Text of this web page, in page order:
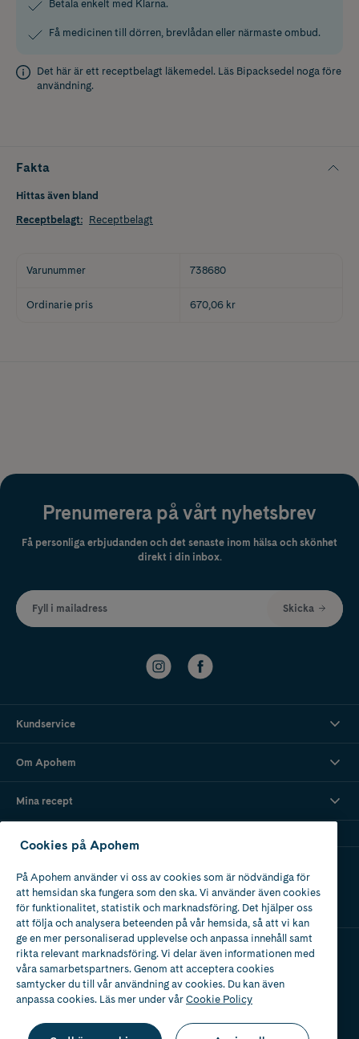
Betala enkelt med Klarna.
Få medicinen till dörren, brevlådan eller närmaste ombud.
Det här är ett receptbelagt läkemedel. Läs Bipacksedel noga före
användning.
Fakta
Hittas även bland
Receptbelagt: Receptbelagt
Varunummer 738680
Ordinarie pris 670,06 kr
Prenumerera på vårt nyhetsbrev
Få personliga erbjudanden och det senaste inom hälsa och skönhet
direkt i din inbox.
Fyll i mailadress Skicka
Kundservice
Om Apohem
Mina recept
Apotek med tillstånd
av Läkemedelsverket
Cookies på Apohem
På Apohem använder vi oss av cookies som är nödvändiga för
att hemsidan ska fungera som den ska. Vi använder även cookies
för funktionalitet, statistik och marknadsföring. Det hjälper oss
att följa och analysera beteenden på vår hemsida, så att vi kan
ge en mer personaliserad upplevelse och anpassa innehåll samt
rikta relevant marknadsföring. Vi delar även informationen med
våra samarbetspartners. Genom att acceptera cookies
samtycker du till vår användning av cookies. Du kan även
anpassa cookies. Läs mer under vårCookie Policy